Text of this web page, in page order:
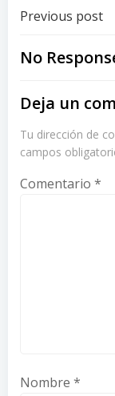
Post
Previous post
No
Deja un
Tu dirección de
campos
Comentario *
Nombre *